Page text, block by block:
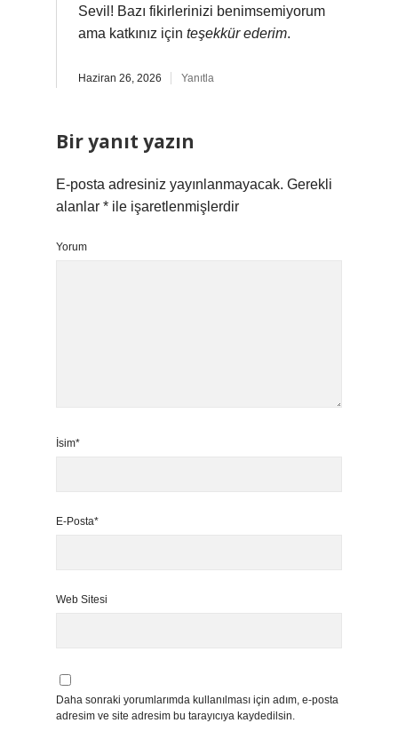
Sevil! Bazı fikirlerinizi benimsemiyorum
ama katkınız için teşekkür ederim.
Haziran 26, 2026 Yanıtla
Bir yanıt yazın
E-posta adresiniz yayınlanmayacak. Gerekli
alanlar * ile işaretlenmişlerdir
Yorum
İsim*
E-Posta*
Web Sitesi
Daha sonraki yorumlarımda kullanılması için adım, e-posta
adresim ve site adresim bu tarayıcıya kaydedilsin.